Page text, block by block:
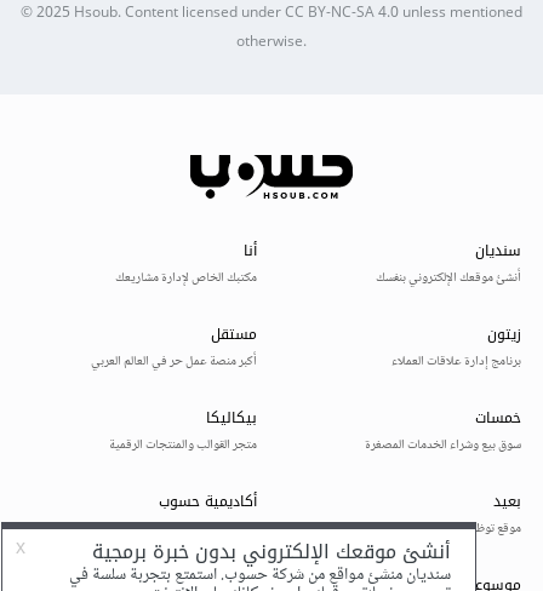
© 2025Hsoub.Content licensed underCC BY-NC-SA 4.0unless mentioned
otherwise.